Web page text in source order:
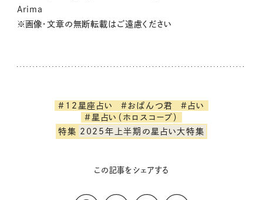
Arima
※画像・文章の無断転載はご遠慮ください
#12星座占い #おぱんつ君
#占い
#星占い（ホロスコープ）
特集 2025年上半期の星占い大特集
この記事をシェアする